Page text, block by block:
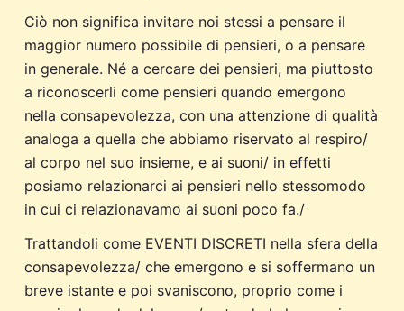
Ciò non significa invitare noi stessi a pensare il
maggior numero possibile di pensieri, o a pensare
in generale. Né a cercare dei pensieri, ma piuttosto
a riconoscerli come pensieri quando emergono
nella consapevolezza, con una attenzione di qualità
analoga a quella che abbiamo riservato al respiro/
al corpo nel suo insieme, e ai suoni/ in effetti
posiamo relazionarci ai pensieri nello stessomodo
in cui ci relazionavamo ai suoni poco fa./
Trattandoli come EVENTI DISCRETI nella sfera della
consapevolezza/ che emergono e si soffermano un
breve istante e poi svaniscono, proprio come i